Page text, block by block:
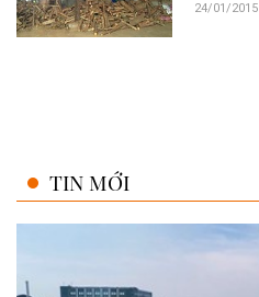
24/01/2015
TIN MỚI